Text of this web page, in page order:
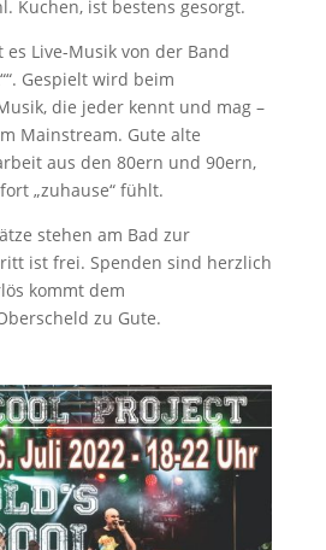
Kuchen, ist bestens gesorgt.
es Live-Musik von der Band
Gespielt wird beim
die jeder kennt und mag –
Mainstream. Gute alte
aus den 80ern und 90ern,
„zuhause“ fühlt.
stehen am Bad zur
ist frei. Spenden sind herzlich
kommt dem
zu Gute.